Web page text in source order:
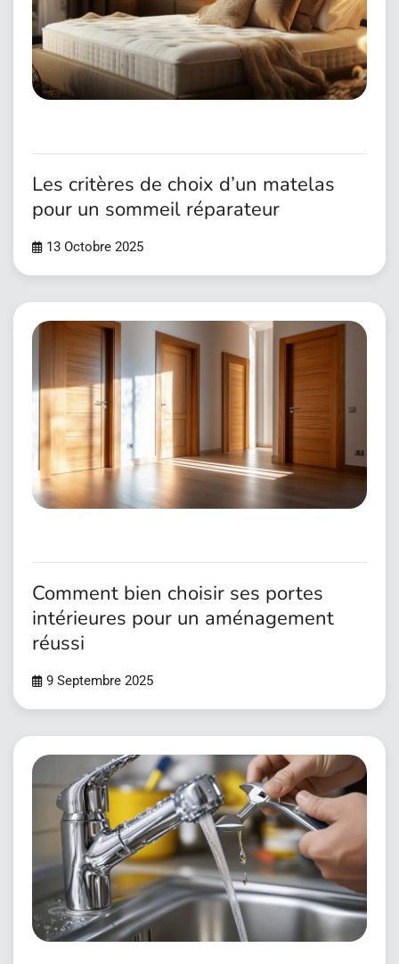
Les critères de choix d’un matelas
pour un sommeil réparateur
13 Octobre 2025
Comment bien choisir ses portes
intérieures pour un aménagement
réussi
9 Septembre 2025